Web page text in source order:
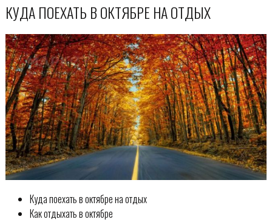
КУДА ПОЕХАТЬ В ОКТЯБРЕ НА ОТДЫХ
Куда поехать в октябре на отдых
Как отдыхать в октябре